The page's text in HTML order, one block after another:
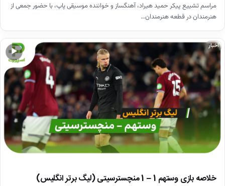
مراسم تشییع پیکر حمید هیراد، آهنگساز و خواننده موسیقی پاپ، با حضور جمعی از
هنرمندان در قطعه هنرمندان…
▶
اخبار
خلاصه بازی وستهم 1 – 1 منچسترسیتی (لیگ برتر انگلیس)